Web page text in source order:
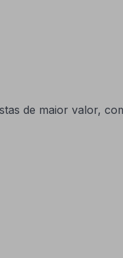
de maior valor,